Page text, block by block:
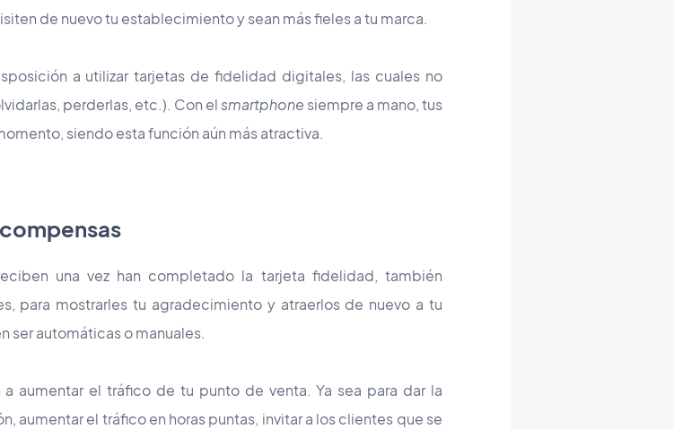
de nuevo tu establecimiento y sean más fieles a tu marca.
a utilizar tarjetas de fidelidad digitales, las cuales no
perderlas, etc.). Con elsmartphone siempre a mano, tus
siendo esta función aún más atractiva.
una vez han completado la tarjeta fidelidad, también
para mostrarles tu agradecimiento y atraerlos de nuevo a tu
ser automáticas o manuales.
aumentar el tráfico de tu punto de venta. Ya sea para dar la
aumentar el tráfico en horas puntas, invitar a los clientes que se